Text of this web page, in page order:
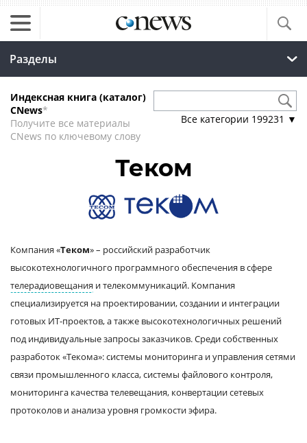
Разделы
Индексная книга (каталог)
CNews*
Получите все материалы
CNews по ключевому слову
Все категории 199231 ▼
Теком
Компания «Теком» – российский разработчик
высокотехнологичного программного обеспечения в сфере
телерадиовещания и телекоммуникаций. Компания
специализируется на проектировании, создании и интеграции
готовых ИТ-проектов, а также высокотехнологичных решений
под индивидуальные запросы заказчиков. Среди собственных
разработок «Текома»: системы мониторинга и управления сетями
связи промышленного класса, системы файлового контроля,
мониторинга качества телевещания, конвертации сетевых
протоколов и анализа уровня громкости эфира.